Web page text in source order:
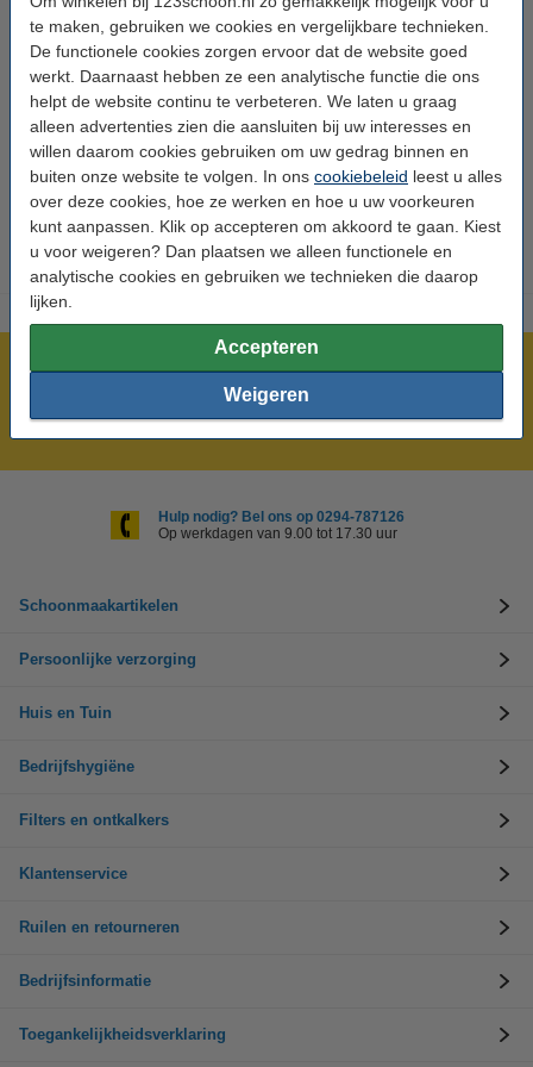
te maken, gebruiken we cookies en vergelijkbare technieken.
De functionele cookies zorgen ervoor dat de website goed
werkt. Daarnaast hebben ze een analytische functie die ons
helpt de website continu te verbeteren. We laten u graag
alleen advertenties zien die aansluiten bij uw interesses en
willen daarom cookies gebruiken om uw gedrag binnen en
buiten onze website te volgen. In ons cookiebeleid leest u alles
over deze cookies, hoe ze werken en hoe u uw voorkeuren
kunt aanpassen. Klik op accepteren om akkoord te gaan. Kiest
u voor weigeren? Dan plaatsen we alleen functionele en
analytische cookies en gebruiken we technieken die daarop
lijken.
Accepteren
Weigeren
Type: Afzuigkapfilter
Soort: Metaal
Geschikt voor:
Afmetingen: 307267x7 mm (lxbxh)
Meer dan 5 miljoen klanten!
Voor 23.59 uur besteld, morgen in huis!
Groot assortiment!
Hulp nodig? Bel ons op 0294-787126
Op werkdagen van 9.00 tot 17.30 uur
Schoonmaakartikelen
Persoonlijke verzorging
Huis en Tuin
Bedrijfshygiëne
Filters en ontkalkers
Klantenservice
Ruilen en retourneren
Bedrijfsinformatie
Toegankelijkheidsverklaring